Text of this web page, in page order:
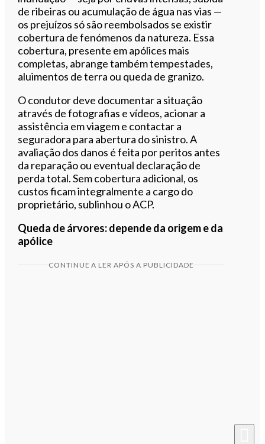
de ribeiras ou acumulação de água nas vias —
os prejuízos só são reembolsados se existir
cobertura de fenómenos da natureza. Essa
cobertura, presente em apólices mais
completas, abrange também tempestades,
aluimentos de terra ou queda de granizo.
O condutor deve documentar a situação
através de fotografias e vídeos, acionar a
assistência em viagem e contactar a
seguradora para abertura do sinistro. A
avaliação dos danos é feita por peritos antes
da reparação ou eventual declaração de
perda total. Sem cobertura adicional, os
custos ficam integralmente a cargo do
proprietário, sublinhou o ACP.
Queda de árvores: depende da origem e da
apólice
CONTINUE A LER APÓS A PUBLICIDADE